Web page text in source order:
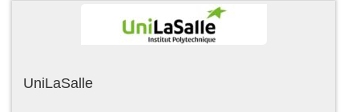
UniLaSalle